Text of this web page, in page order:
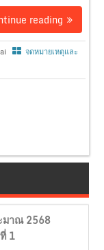
reading
จดหมายเหตุและ
มาณ 2568
1